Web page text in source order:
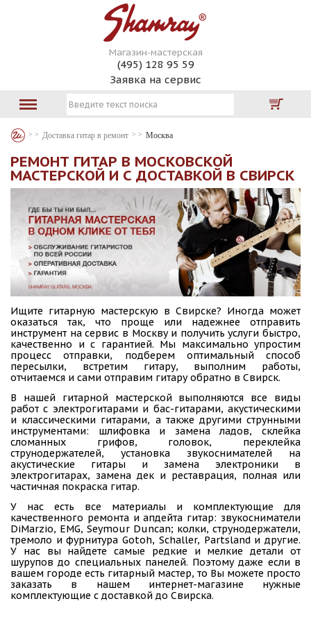
Магазин-мастерская
(495) 128 95 59
Заявка на сервис
Доставка гитар в ремонт Москва
РЕМОНТ ГИТАР В МОСКОВСКОЙ
МАСТЕРСКОЙ И С ДОСТАВКОЙ В СВИРСК
Ищите гитарную мастерскую в Свирске? Иногда может
оказаться так, что проще или надежнее отправить
инструмент на сервис в Москву и получить услуги быстро,
качественно и с гарантией. Мы максимально упростим
процесс отправки, подберем оптимальный способ
пересылки, встретим гитару, выполним работы,
отчитаемся и сами отправим гитару обратно в Свирск.
В нашей гитарной мастерской выполняются все виды
работ с электрогитарами и бас-гитарами, акустическими
и классическими гитарами, а также другими струнными
инструментами: шлифовка и замена ладов, склейка
сломанных грифов, головок, переклейка
струнодержателей, установка звукоснимателей на
акустические гитары и замена электроники в
электрогитарах, замена дек и реставрация, полная или
частичная покраска гитар.
У нас есть все материалы и комплектующие для
качественного ремонта и апдейта гитар: звукосниматели
DiMarzio, EMG, Seymour Duncan; колки, струнодержатели,
тремоло и фурнитура Gotoh, Schaller, Partsland и другие.
У нас вы найдете самые редкие и мелкие детали от
шурупов до специальных панелей. Поэтому даже если в
вашем городе есть гитарный мастер, то Вы можете просто
заказать в нашем интернет-магазине нужные
комплектующие с доставкой до Свирска.